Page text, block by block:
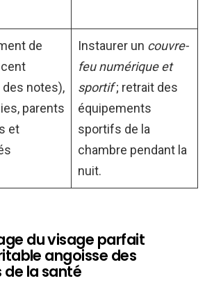
de
notes),
parents
et
Instaurer un couvre-
feu numérique et
sportif; retrait des
équipements
sportifs de la
chambre pendant la
nuit.
du visage parfait
angoisse des
de la santé